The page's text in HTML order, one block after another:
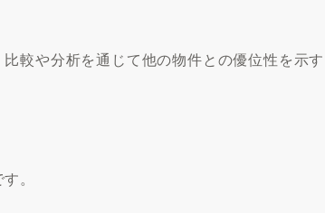
較や分析を通じて他の物件との優位性を示す
。